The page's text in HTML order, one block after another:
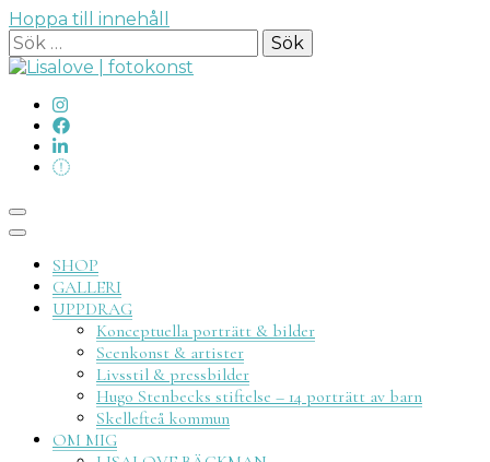
Hoppa till innehåll
Sök
efter:
SHOP
GALLERI
UPPDRAG
Konceptuella porträtt & bilder
Scenkonst & artister
Livsstil & pressbilder
Hugo Stenbecks stiftelse – 14 porträtt av barn
Skellefteå kommun
OM MIG